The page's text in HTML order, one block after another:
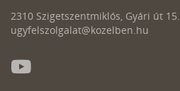
2310 Szigetszentmiklós, Gyári út 15.
ugyfelszolgalat@kozelben.hu